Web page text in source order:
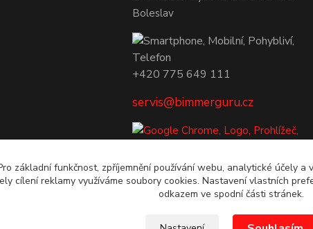
Boleslav
+420 775 649 111
servis@bimmerguru.cz
základní funkčnost, zpříjemnění používání webu, analytické účely a
cílení reklamy využíváme soubory cookies. Nastavení vlastních
odkazem ve spodní části stránek.